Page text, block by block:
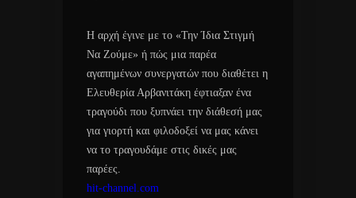
Η αρχή έγινε με το «Την Ίδια Στιγμή
Να Ζούμε» ή πώς μια παρέα
αγαπημένων συνεργατών που διαθέτει η
Ελευθερία Αρβανιτάκη έφτιαξαν ένα
τραγούδι που ξυπνάει την διάθεσή μας
για γιορτή και φιλοδοξεί να μας κάνει
να το τραγουδάμε στις δικές μας
παρέες.
hit-channel.com